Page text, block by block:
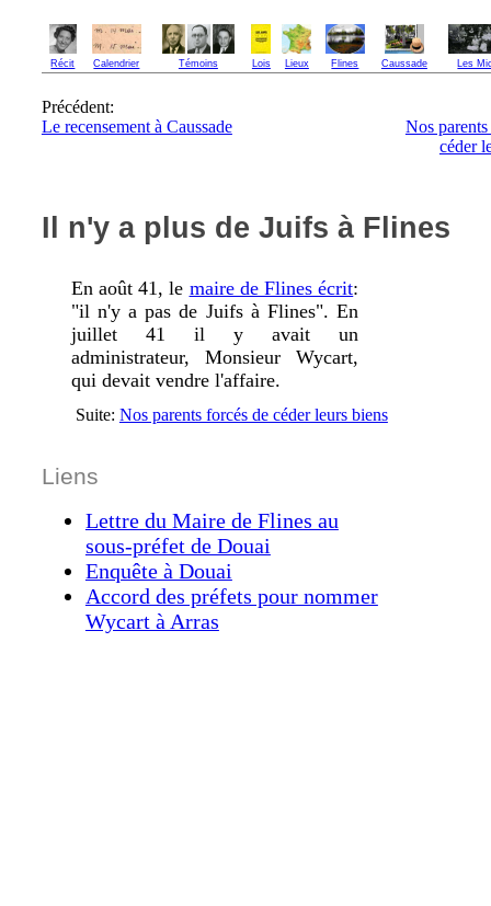
Récit Calendrier Témoins Lois Lieux Flines Caussade Les
Précédent:
Le recensement à Caussade
Nos
céder
Il n'y a plus de Juifs à Flines
En août 41, le maire de Flines écrit:
"il n'y a pas de Juifs à Flines". En
juillet 41 il y avait un
administrateur, Monsieur Wycart,
qui devait vendre l'affaire.
Suite: Nos parents forcés de céder leurs biens
Liens
Lettre du Maire de Flines au
sous-préfet de Douai
Enquête à Douai
Accord des préfets pour nommer
Wycart à Arras